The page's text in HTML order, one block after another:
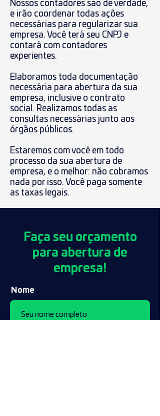
Nossos contadores são de verdade,
e irão coordenar todas ações
necessárias para regularizar sua
empresa. Você terá seu CNPJ e
contará com contadores
experientes.
Elaboramos toda documentação
necessária para abertura da sua
empresa, inclusive o contrato
social. Realizamos todas as
consultas necessárias junto aos
órgãos públicos.
Estaremos com você em todo
processo da sua abertura de
empresa, e o melhor: não cobramos
nada por isso. Você paga somente
as taxas legais.
Faça seu orçamento
para abertura de
empresa!
Nome